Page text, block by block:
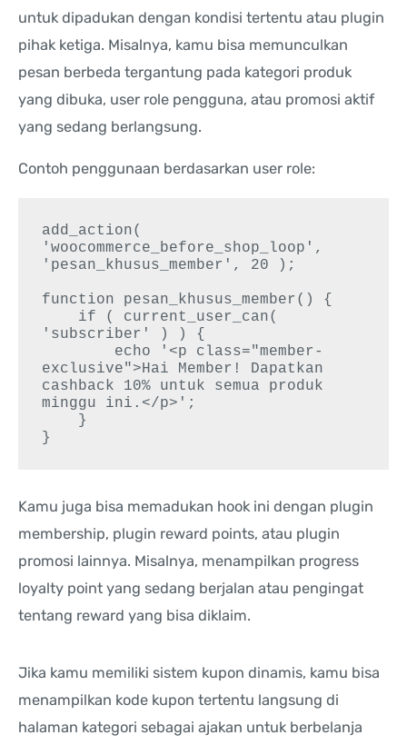
untuk dipadukan dengan kondisi tertentu atau plugin
pihak ketiga. Misalnya, kamu bisa memunculkan
pesan berbeda tergantung pada kategori produk
yang dibuka, user role pengguna, atau promosi aktif
yang sedang berlangsung.
Contoh penggunaan berdasarkan user role:
add_action(
'woocommerce_before_shop_loop',
'pesan_khusus_member', 20 );
function pesan_khusus_member() {
'subscriber' ) ) {
exclusive">Hai Member! Dapatkan
cashback 10% untuk semua produk
minggu ini.</p>';
Kamu juga bisa memadukan hook ini dengan plugin
membership, plugin reward points, atau plugin
promosi lainnya. Misalnya, menampilkan progress
loyalty point yang sedang berjalan atau pengingat
tentang reward yang bisa diklaim.
Jika kamu memiliki sistem kupon dinamis, kamu bisa
menampilkan kode kupon tertentu langsung di
halaman kategori sebagai ajakan untuk berbelanja